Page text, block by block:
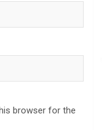
browser for the